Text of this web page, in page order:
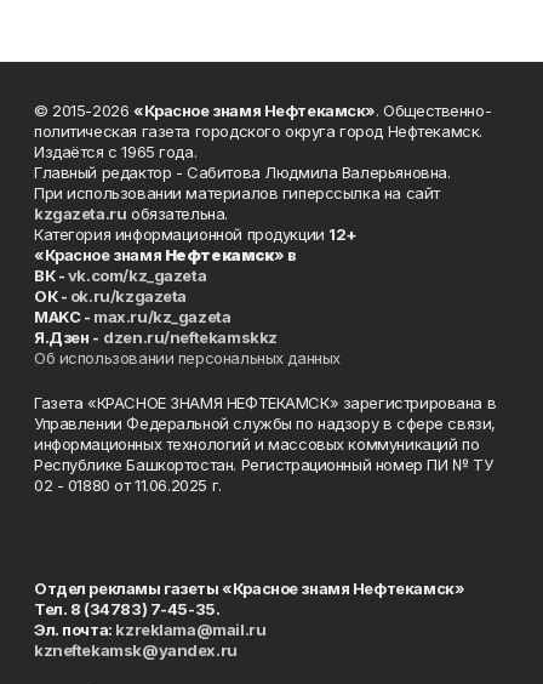
© 2015-2026 «Красное знамя Нефтекамск». Общественно-
политическая газета городского округа город Нефтекамск.
Издаётся с 1965 года.
Главный редактор - Сабитова Людмила Валерьяновна.
При использовании материалов гиперссылка на сайт
kzgazeta.ru обязательна.
Категория информационной продукции 12+
«Красное знамя Нефтекамск» в
ВК -vk.com/kz_gazeta
ОК - ok.ru/kzgazeta
MAKC - max.ru/kz_gazeta
Я.Дзен - dzen.ru/neftekamskkz
Об использовании персональных данных
Газета «КРАСНОЕ ЗНАМЯ НЕФТЕКАМСК» зарегистрирована в
Управлении Федеральной службы по надзору в сфере связи,
информационных технологий и массовых коммуникаций по
Республике Башкортостан. Регистрационный номер ПИ № ТУ
02 - 01880 от 11.06.2025 г.
Отдел рекламы газеты «Красное знамя Нефтекамск»
Тел. 8 (34783) 7-45-35.
Эл. почта: kzreklama@mail.ru
kzneftekamsk@yandex.ru